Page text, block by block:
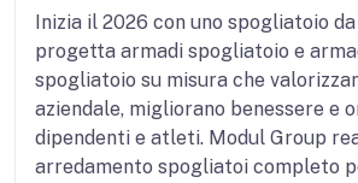
Inizia il 2026 con uno spogliatoio
progetta armadi spogliatoio e
spogliatoio su misura che
aziendale, migliorano benessere e
dipendenti e atleti. Modul Group
arredamento spogliatoi completo